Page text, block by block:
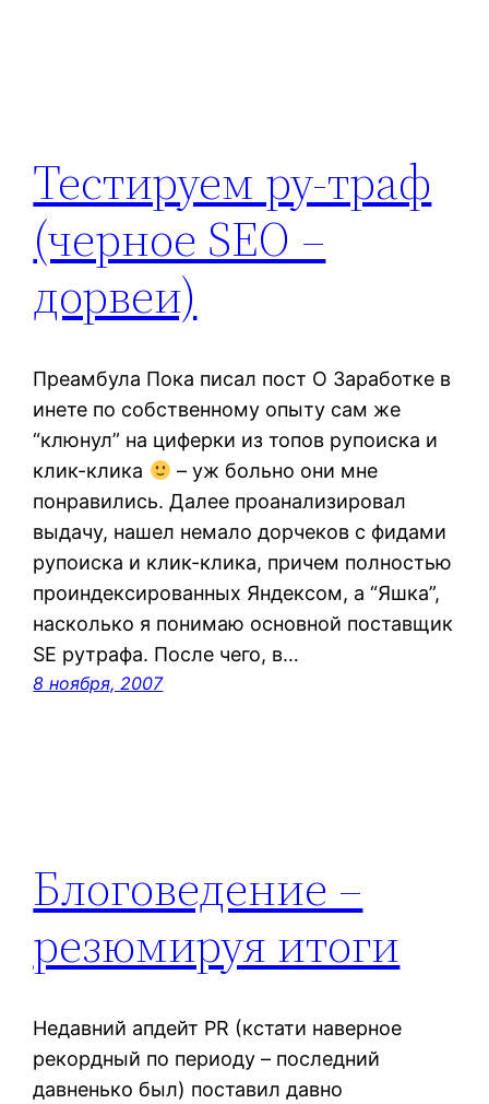
Тестируем ру-траф
(черное SEO –
дорвеи)
Преамбула Пока писал пост О Заработке в
инете по собственному опыту сам же
“клюнул” на циферки из топов рупоиска и
клик-клика
– уж больно они мне
понравились. Далее проанализировал
выдачу, нашел немало дорчеков с фидами
рупоиска и клик-клика, причем полностью
проиндексированных Яндексом, а “Яшка”,
насколько я понимаю основной поставщик
SE рутрафа. После чего, в…
8 ноября, 2007
Блоговедение –
резюмируя итоги
Недавний апдейт PR (кстати наверное
рекордный по периоду – последний
давненько был) поставил давно